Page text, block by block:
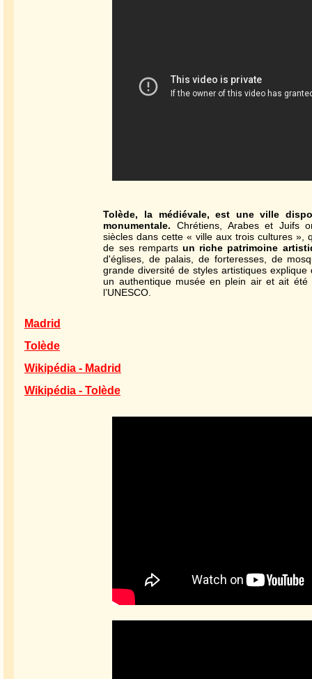
Tolède, la médiévale, est une ville
monumentale. Chrétiens, Arabes et Juifs
siècles dans cette « ville aux trois cultures »,
de ses remparts un riche patrimoine
d'églises, de palais, de forteresses, de
grande diversité de styles artistiques
un authentique musée en plein air et ait été
l’UNESCO.
Madrid
Tolède
Wikipédia - Madrid
Wikipédia - Tolède